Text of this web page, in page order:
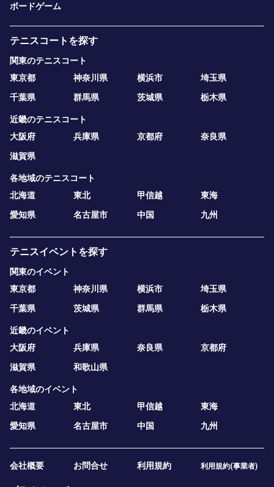
ボードゲーム
テニスコートを探す
関東のテニスコート
東京都
神奈川県 横浜市
埼玉県
千葉県
群馬県 茨城県 栃木県
近畿のテニスコート
大阪府
兵庫県 京都府
奈良県
滋賀県
各地域のテニスコート
北海道
東北 甲信越
東海
愛知県
名古屋市 中国 九州
テニスイベントを探す
関東のイベント
東京都
神奈川県 横浜市
埼玉県
千葉県
茨城県 群馬県 栃木県
近畿のイベント
大阪府
兵庫県 奈良県
京都府
滋賀県
和歌山県
各地域のイベント
北海道
東北 甲信越
東海
愛知県
名古屋市 中国 九州
会社概要 お問合せ 利用規約 利用規約(事業者)